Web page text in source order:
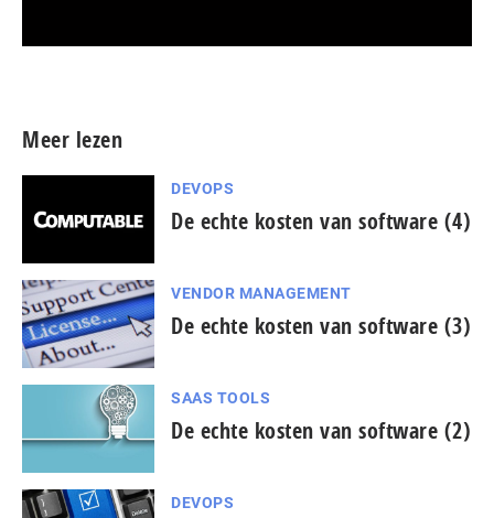
Meer lezen
DEVOPS
De echte kosten van software (4)
VENDOR MANAGEMENT
De echte kosten van software (3)
SAAS TOOLS
De echte kosten van software (2)
DEVOPS